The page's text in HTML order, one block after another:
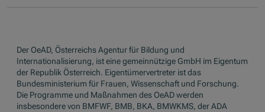
Der OeAD, Österreichs Agentur für Bildung und
Internationalisierung, ist eine gemeinnützige GmbH im Eigentum
der Republik Österreich. Eigentümervertreter ist das
Bundesministerium für Frauen, Wissenschaft und Forschung.
Die Programme und Maßnahmen des OeAD werden
insbesondere von BMFWF, BMB, BKA, BMWKMS, der ADA